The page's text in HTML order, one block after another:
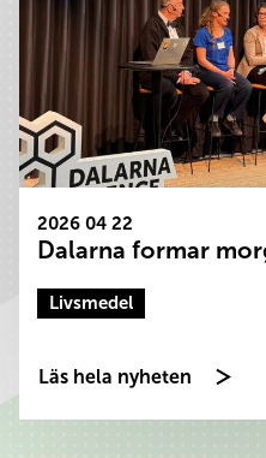
2026 04 22
Dalarna formar
Livsmedel
Läs hela nyheten